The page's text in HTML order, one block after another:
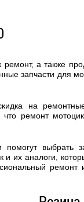
а также
запчасти для
на
что ремонт
выбрать
их аналоги,
ремонт